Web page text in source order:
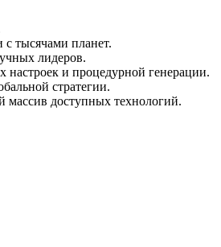
с тысячами планет.
лидеров.
настроек и процедурной генерации.
стратегии.
массив доступных технологий.